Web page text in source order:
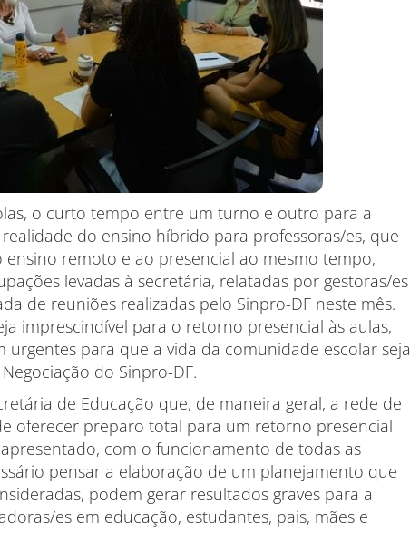
o curto tempo entre um turno e outro para a
do ensino híbrido para professoras/es, que
remoto e ao presencial ao mesmo tempo,
levadas à secretária, relatadas por gestoras/es
de reuniões realizadas pelo Sinpro-DF neste mês.
imprescindível para o retorno presencial às aulas,
para que a vida da comunidade escolar seja
do Sinpro-DF.
de Educação que, de maneira geral, a rede de
oferecer preparo total para um retorno presencial
com o funcionamento de todas as
pensar a elaboração de um planejamento que
podem gerar resultados graves para a
es em educação, estudantes, pais, mães e